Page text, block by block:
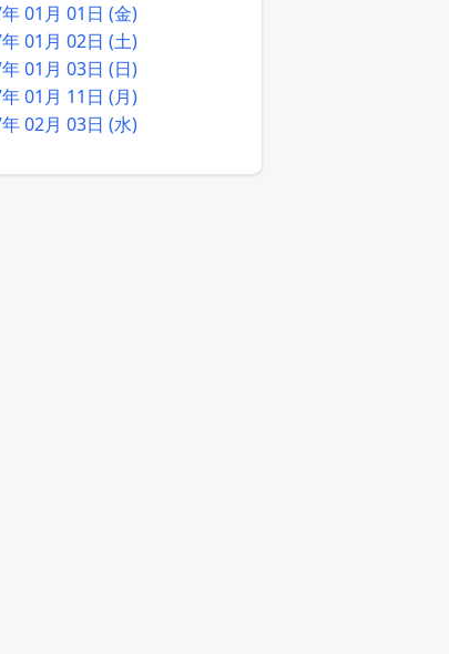
01月 01日 (金)
01月 02日 (土)
01月 03日 (日)
01月 11日 (月)
02月 03日 (水)